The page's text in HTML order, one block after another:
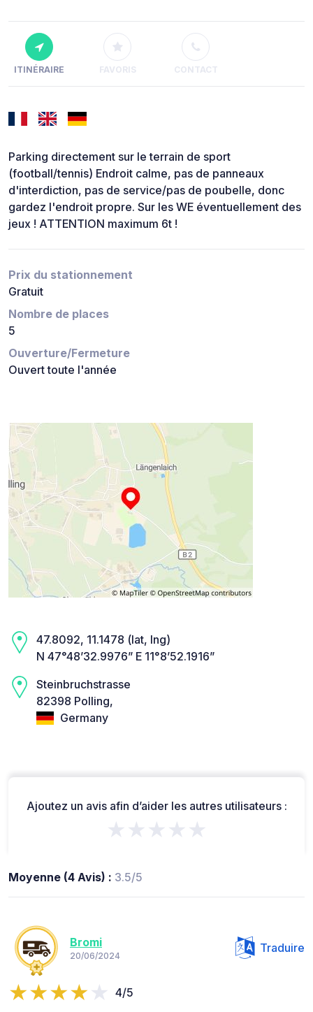
ITINÉRAIRE FAVORIS CONTACT
Parking directement sur le terrain de sport
(football/tennis) Endroit calme, pas de panneaux
d'interdiction, pas de service/pas de poubelle, donc
gardez l'endroit propre. Sur les WE éventuellement des
jeux ! ATTENTION maximum 6t !
Prix du stationnement
Gratuit
Nombre de places
5
Ouverture/Fermeture
Ouvert toute l'année
47.8092, 11.1478 (lat, lng)
N 47°48’32.9976” E 11°8’52.1916”
Steinbruchstrasse
82398 Polling,
Germany
Ajoutez un avis afin d’aider les autres utilisateurs :
★★★★★
Moyenne (4 Avis) : 3.5/5
Bromi
20/06/2024
Traduire
4/5